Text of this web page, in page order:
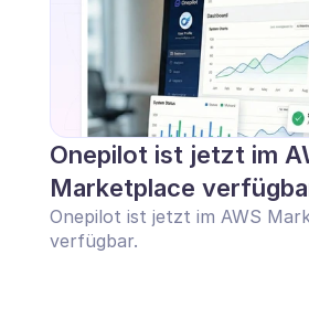
Onepilot ist jetzt im
Marketplace
Onepilot ist jetzt im AWS
verfügbar.